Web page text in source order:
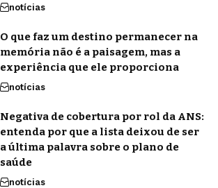
notícias
O que faz um destino permanecer na
memória não é a paisagem, mas a
experiência que ele proporciona
notícias
Negativa de cobertura por rol da ANS:
entenda por que a lista deixou de ser
a última palavra sobre o plano de
saúde
notícias